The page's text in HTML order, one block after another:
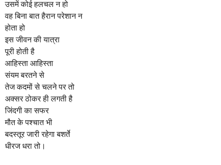
g
o
उसमें कोई हलचल न हो
वह बिना बात हैरान परेशान न
होता हो
इस जीवन की यात्रा
पूरी होती है
आहिस्ता आहिस्ता
संयम बरतने से
तेज कदमों से चलने पर तो
अक्सर ठोकर ही लगती है
जिंदगी का सफर
मौत के पश्चात भी
बदस्तूर जारी रहेगा बशर्ते
धीरज धरा तो।